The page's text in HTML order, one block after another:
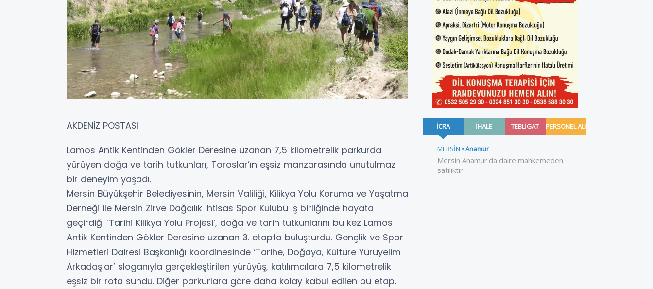
AKDENİZ POSTASI
Lamos Antik Kentinden Gökler Deresine uzanan 7,5 kilometrelik parkurda
yürüyen doğa ve tarih tutkunları, Toroslar’ın eşsiz manzarasında unutulmaz
bir deneyim yaşadı.
Mersin Büyükşehir Belediyesinin, Mersin Valiliği, Kilikya Yolu Koruma ve Yaşatma
Derneği ile Mersin Zirve Dağcılık İhtisas Spor Kulübü iş birliğinde hayata
geçirdiği ‘Tarihi Kilikya Yolu Projesi’, doğa ve tarih tutkunlarını bu kez Lamos
Antik Kentinden Gökler Deresine uzanan 3. etapta buluşturdu. Gençlik ve Spor
Hizmetleri Dairesi Başkanlığı koordinesinde ‘Tarihe, Doğaya, Kültüre Yürüyelim
Arkadaşlar’ sloganıyla gerçekleştirilen yürüyüş, katılımcılara 7,5 kilometrelik
eşsiz bir rota sundu. Diğer parkurlara göre daha kolay kabul edilen bu etap,